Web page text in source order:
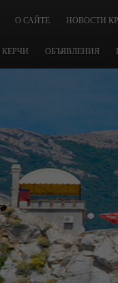
О САЙТЕ НОВОСТИ
ОБЪЯВЛЕНИЯ